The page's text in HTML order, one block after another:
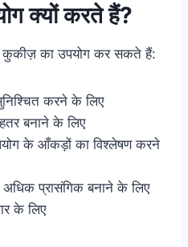
क्यों करते हैं?
कुकीज़ का उपयोग कर सकते हैं:
करने के लिए
बनाने के लिए
के आँकड़ों का विश्लेषण करने
अधिक प्रासंगिक बनाने के लिए
के लिए